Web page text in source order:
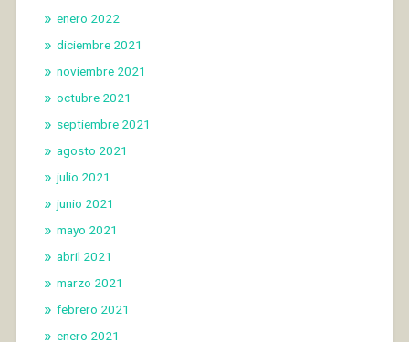
enero 2022
diciembre 2021
noviembre 2021
octubre 2021
septiembre 2021
agosto 2021
julio 2021
junio 2021
mayo 2021
abril 2021
marzo 2021
febrero 2021
enero 2021